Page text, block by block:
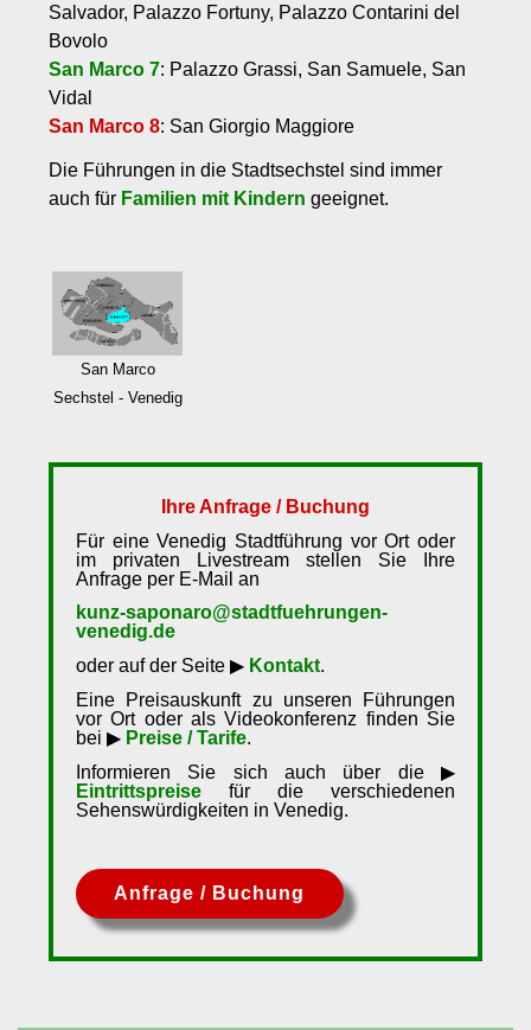
Salvador, Palazzo Fortuny, Palazzo Contarini del
Bovolo
San Marco 7: Palazzo Grassi, San Samuele, San
Vidal
San Marco 8: San Giorgio Maggiore
Die Führungen in die Stadtsechstel sind immer
auch für Familien mit Kindern geeignet.
San Marco
Sechstel - Venedig
Ihre Anfrage / Buchung
Für eine Venedig Stadtführung vor Ort oder
im privaten Livestream stellen Sie Ihre
Anfrage per E-Mail an
kunz-saponaro@stadtfuehrungen-
venedig.de
oder auf der Seite ▶ Kontakt.
Eine Preisauskunft zu unseren Führungen
vor Ort oder als Videokonferenz finden Sie
bei ▶ Preise / Tarife.
Informieren Sie sich auch über die ▶
Eintrittspreisefür die verschiedenen
Sehenswürdigkeiten in Venedig.
Anfrage / Buchung